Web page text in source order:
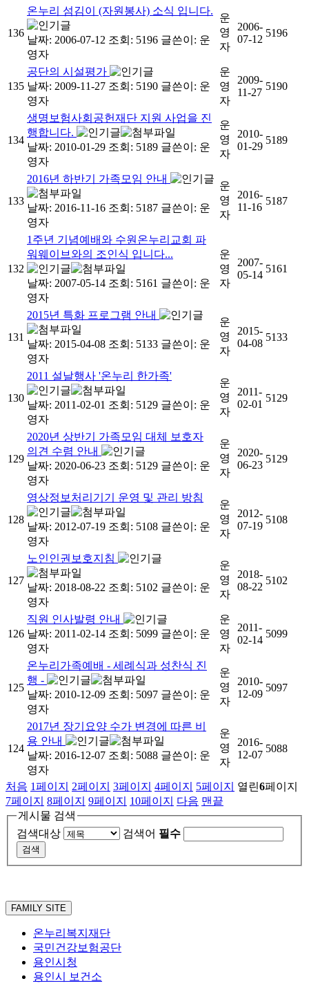
136
온누리 섬김이 (자원봉사) 소식 입니다.
날짜: 2006-07-12 조회: 5196 글쓴이: 운
영자
운
영
자
2006-
07-12
5196
135
공단의 시설평가
날짜: 2009-11-27 조회: 5190 글쓴이: 운
영자
운
영
자
2009-
11-27
5190
134
생명보험사회공헌재단 지원 사업을 진
행합니다.
날짜: 2010-01-29 조회: 5189 글쓴이: 운
영자
운
영
자
2010-
01-29
5189
133
2016년 하반기 가족모임 안내
날짜: 2016-11-16 조회: 5187 글쓴이: 운
영자
운
영
자
2016-
11-16
5187
132
1주년 기념예배와 수원온누리교회 파
워웨이브와의 조인식 입니다...
날짜: 2007-05-14 조회: 5161 글쓴이: 운
영자
운
영
자
2007-
05-14
5161
131
2015년 특화 프로그램 안내
날짜: 2015-04-08 조회: 5133 글쓴이: 운
영자
운
영
자
2015-
04-08
5133
130
2011 설날행사 '온누리 한가족'
날짜: 2011-02-01 조회: 5129 글쓴이: 운
영자
운
영
자
2011-
02-01
5129
129
2020년 상반기 가족모임 대체 보호자
의견 수렴 안내
날짜: 2020-06-23 조회: 5129 글쓴이: 운
영자
운
영
자
2020-
06-23
5129
128
영상정보처리기기 운영 및 관리 방침
날짜: 2012-07-19 조회: 5108 글쓴이: 운
영자
운
영
자
2012-
07-19
5108
127
노인인권보호지침
날짜: 2018-08-22 조회: 5102 글쓴이: 운
영자
운
영
자
2018-
08-22
5102
126
직원 인사발령 안내
날짜: 2011-02-14 조회: 5099 글쓴이: 운
영자
운
영
자
2011-
02-14
5099
125
온누리가족예배 - 세례식과 성찬식 진
행 -
날짜: 2010-12-09 조회: 5097 글쓴이: 운
영자
운
영
자
2010-
12-09
5097
124
2017년 장기요양 수가 변경에 따른 비
용 안내
날짜: 2016-12-07 조회: 5088 글쓴이: 운
영자
운
영
자
2016-
12-07
5088
처음 1페이지 2페이지 3페이지 4페이지 5페이지 열린6페이지
7페이지 8페이지 9페이지 10페이지 다음 맨끝
게시물 검색
검색대상
검색어 필수
FAMILY SITE
온누리복지재단
국민건강보험공단
용인시청
용인시 보건소